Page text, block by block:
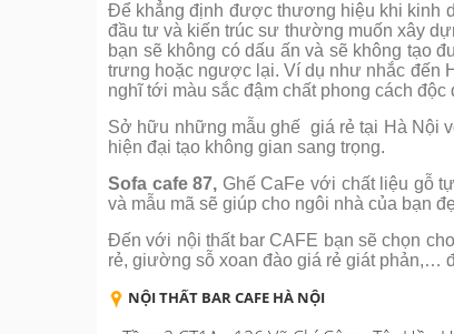
Để khẳng định được thương hiệu khi kinh
đầu tư và kiến trúc sư thường muốn xây
bạn sẽ không có dấu ấn và sẽ không tạo
trưng hoặc ngược lại. Ví dụ như nhắc đến
nghĩ tới màu sắc đậm chất phong cách độc
Sở hữu những mẫu ghế giá rẻ tại Hà Nội
hiện đại tạo không gian sang trọng.
Sofa cafe 87, Ghế CaFe với chất liệu gỗ
và mẫu mã sẽ giúp cho ngôi nhà của bạn
Đến với nội thất bar CAFE bạn sẽ chọn
rẻ, giường sỗ xoan đào giá rẻ giát phản,…
NỘI THẤT BAR CAFE HÀ NỘI